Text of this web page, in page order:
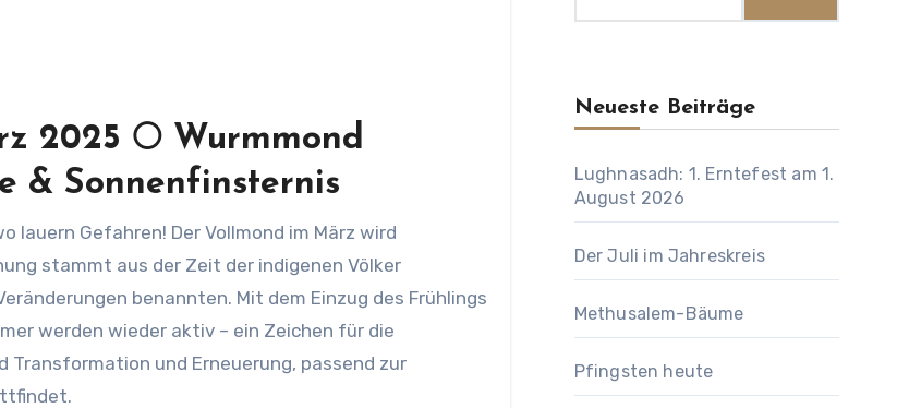
2025 🌕 Wurmmond
& Sonnenfinsternis
stammt aus der Zeit der indigenen Völker
benannten. Mit dem Einzug des Frühlings
werden wieder aktiv – ein Zeichen für die
Transformation und Erneuerung, passend zur
Neueste Beiträge
Lughnasadh: 1. Erntefest am 1.
August 2026
Der Juli im Jahreskreis
Methusalem-Bäume
Pfingsten heute